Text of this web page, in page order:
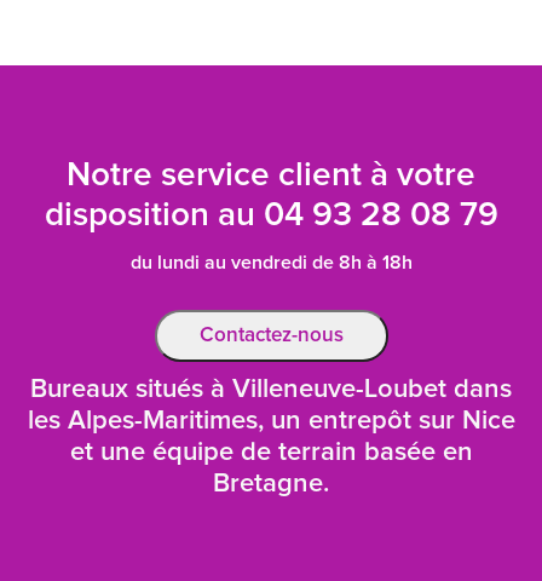
Notre service client à votre
disposition au 04 93 28 08 79
du lundi au vendredi de 8h à 18h
Contactez-nous
Bureaux situés à Villeneuve-Loubet dans
les Alpes-Maritimes, un entrepôt sur Nice
et une équipe de terrain basée en
Bretagne.